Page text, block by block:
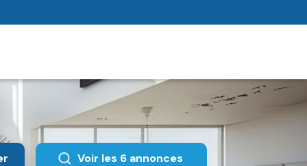
Voir les 6 annonces